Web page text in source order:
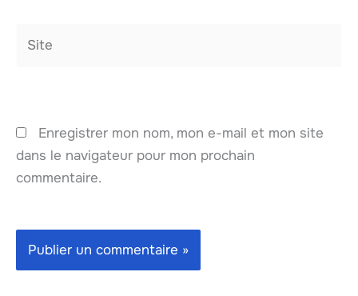
Enregistrer mon nom, mon e-mail et mon site
dans le navigateur pour mon prochain
commentaire.